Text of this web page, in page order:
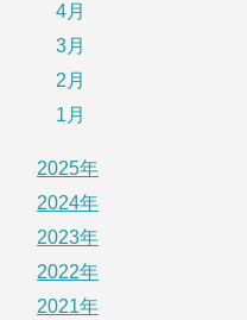
4月
3月
2月
1月
2025年
2024年
2023年
2022年
2021年